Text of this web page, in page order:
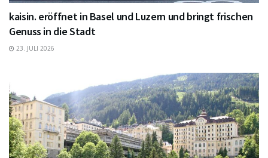
kaisin. eröffnet in Basel und Luzern und bringt frischen
Genuss in die Stadt
23. JULI 2026